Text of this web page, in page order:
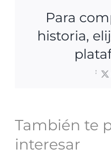
Para
historia,
También te
interesar